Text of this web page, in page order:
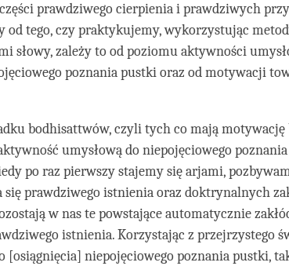
prawdziwego cierpienia i prawdziwych
od tego, czy praktykujemy, wykorzystując
słowy, zależy to od poziomu aktywności
poznania pustki oraz od motywacji
bodhisattwów, czyli tych co mają
umysłową do niepojęciowego
po raz pierwszy stajemy się arjami,
prawdziwego istnienia oraz doktrynalnych
w nas te powstające automatycznie
istnienia. Korzystając z przejrzystego
[osiągnięcia] niepojęciowego poznania pustki,